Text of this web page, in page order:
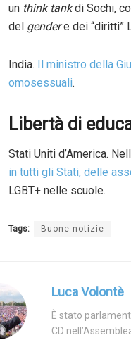
un think tankdi Sochi,
del gendere dei “diritti”
India. Il ministro della
omosessuali.
Libertà di
Stati Uniti d’America.
in tutti gli Stati, delle
LGBT+ nelle scuole.
Tags: Buone notizie
Luca Volontè
È stato
CD